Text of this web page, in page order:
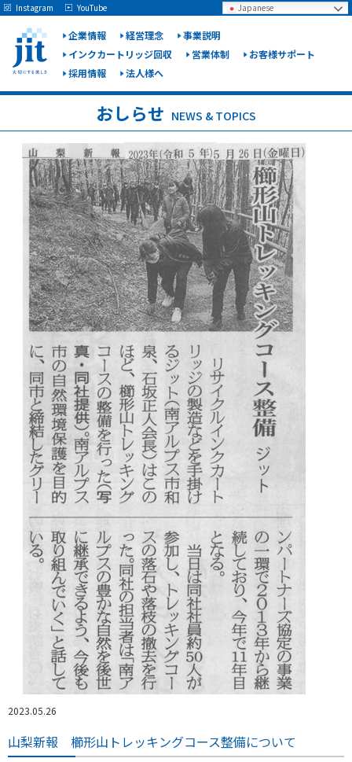
企業情報 経営理念
事業説明
インクカートリッジ回収
営業体制
お客様サポート
採用情報
法人様へ
Japanese
Instagram YouTube
おしらせ NEWS & TOPICS
2023.05.26
山梨新報 櫛形山トレッキングコース整備について
May we use cookies to track your activities? We take your privacy very seriously.
Please see our privacy policy for details and any questions.YesNo